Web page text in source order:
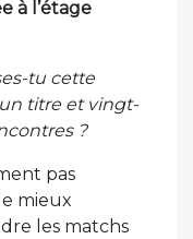
à l’étage
tu cette
titre et vingt-
?
pas
mieux
les matchs